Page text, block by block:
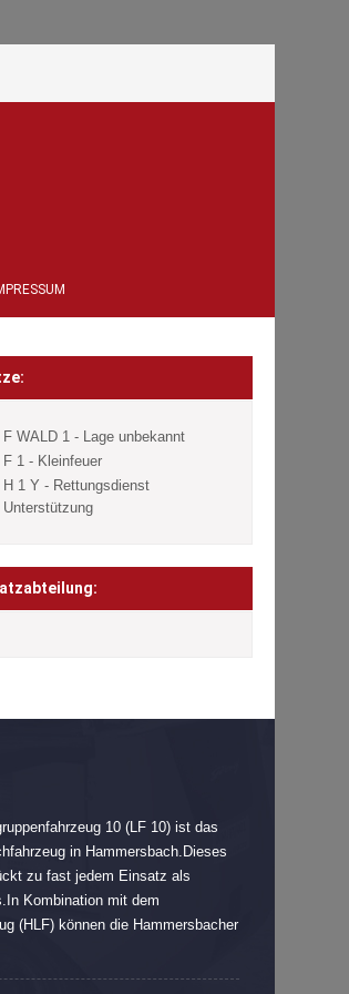
F WALD 1 - Lage unbekannt
F 1 - Kleinfeuer
H 1 Y - Rettungsdienst
Unterstützung
10 (LF 10) ist das
in Hammersbach.Dieses
zu fast jedem Einsatz als
Kombination mit dem
(HLF) können die Hammersbacher